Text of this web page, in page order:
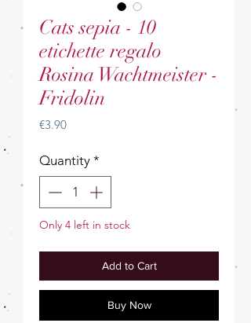
Cats sepia - 10
etichette regalo
Rosina Wachtmeister -
Fridolin
€3.90Price
Quantity *
Only 4 left in stock
Add to Cart
Buy Now